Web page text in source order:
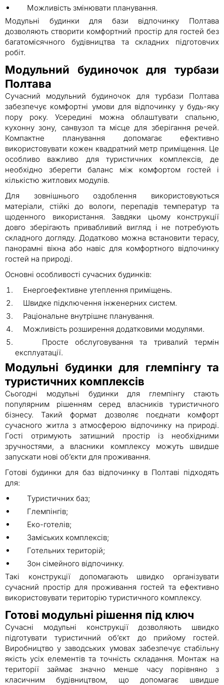
Можливість змінювати планування.
Модульні будинки для бази відпочинку Полтава
дозволяють створити комфортний простір для гостей без
багатомісячного будівництва та складних підготовчих
робіт.
Модульний будиночок для турбази
Полтава
Сучасний модульний будиночок для турбази Полтава
забезпечує комфортні умови для відпочинку у будь-яку
пору року. Усередині можна облаштувати спальню,
кухонну зону, санвузол та місце для зберігання речей.
Компактне планування допомагає ефективно
використовувати кожен квадратний метр приміщення. Це
особливо важливо для туристичних комплексів, де
необхідно зберегти баланс між комфортом гостей і
кількістю житлових модулів.
Для зовнішнього оздоблення використовуються
матеріали, стійкі до вологи, перепадів температур та
щоденного використання. Завдяки цьому конструкції
довго зберігають привабливий вигляд і не потребують
складного догляду. Додатково можна встановити терасу,
панорамні вікна або навіс для комфортного відпочинку
гостей на природі.
Основні особливості сучасних будинків:
Енергоефективне утеплення приміщень.
Швидке підключення інженерних систем.
Раціональне внутрішнє планування.
Можливість розширення додатковими модулями.
Просте обслуговування та тривалий термін
експлуатації.
Модульні будинки для глемпінгу та
туристичних комплексів
Сьогодні модульні будинки для глемпінгу стають
популярним рішенням серед власників туристичного
бізнесу. Такий формат дозволяє поєднати комфорт
сучасного житла з атмосферою відпочинку на природі.
Гості отримують затишний простір із необхідними
зручностями, а власники комплексу можуть швидше
запускати нові об’єкти для проживання.
Готові будинки для баз відпочинку в Полтаві підходять
для:
Туристичних баз;
Глемпінгів;
Еко-готелів;
Заміських комплексів;
Готельних територій;
Зон сімейного відпочинку.
Такі конструкції допомагають швидко організувати
сучасний простір для проживання гостей та ефективно
використовувати територію туристичного комплексу.
Готові модульні рішення під ключ
Сучасні модульні конструкції дозволяють швидко
підготувати туристичний об’єкт до прийому гостей.
Виробництво у заводських умовах забезпечує стабільну
якість усіх елементів та точність складання. Монтаж на
території займає значно менше часу порівняно з
класичним будівництвом, що допомагає швидше